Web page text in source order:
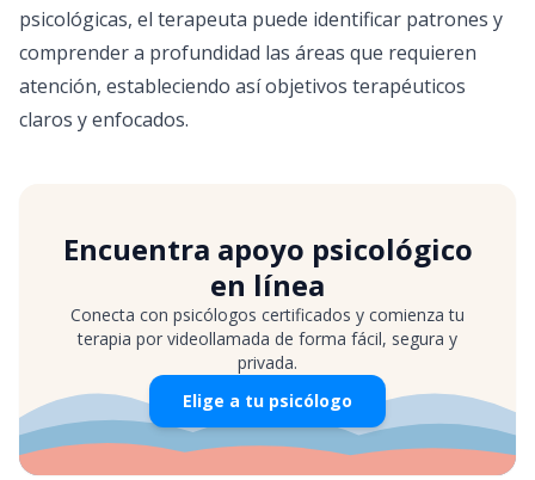
psicológicas, el terapeuta puede identificar patrones y
comprender a profundidad las áreas que requieren
atención, estableciendo así objetivos terapéuticos
claros y enfocados.
Encuentra apoyo psicológico
en línea
Conecta con psicólogos certificados y comienza tu
terapia por videollamada de forma fácil, segura y
privada.
Elige a tu psicólogo